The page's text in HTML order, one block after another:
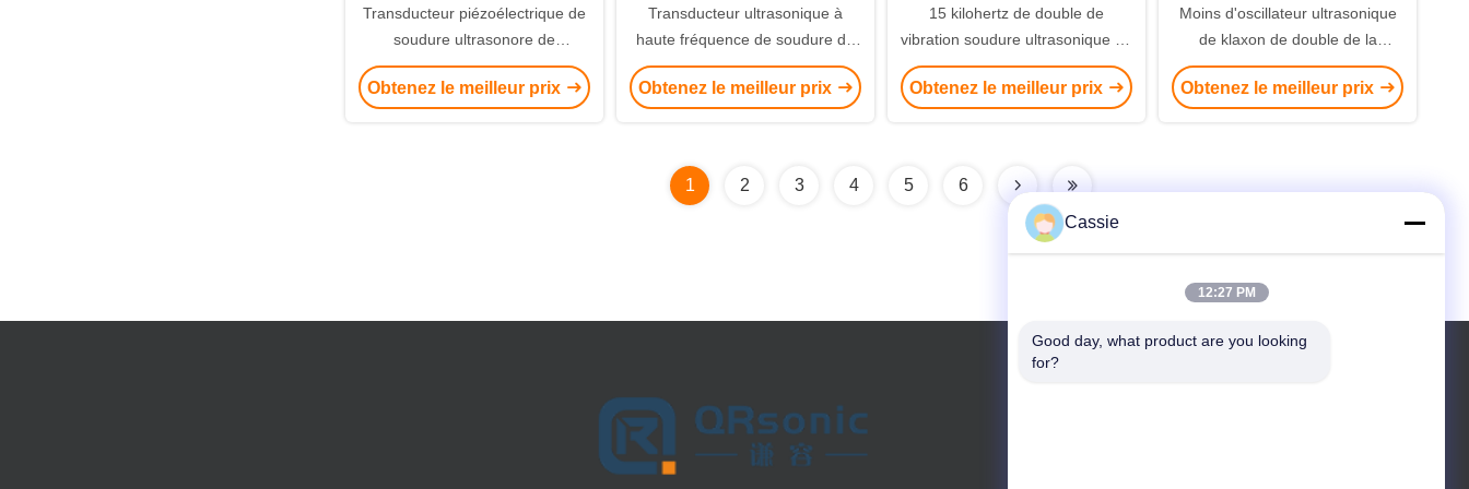
Transducteur piézoélectrique de
soudure ultrasonore de
rendement élevé avec en
céramique PZT4 noir
Obtenez le meilleur prix
Transducteur ultrasonique à
haute fréquence de soudure de
double d'oscillateur avec le
propulseur de support
Obtenez le meilleur prix
15 kilohertz de double de
vibration soudure ultrasonique de
transducteur avec la céramique
de 8pcs 45mm
Obtenez le meilleur prix
Moins d'oscillateur ultrasonique
de klaxon de double de la
puissance 2800w pour les
soudeuses en plastique
Obtenez le meilleur prix
1 2 3 4 5
6
Cassie
12:27 PM
Good day, what product are you looking
for?